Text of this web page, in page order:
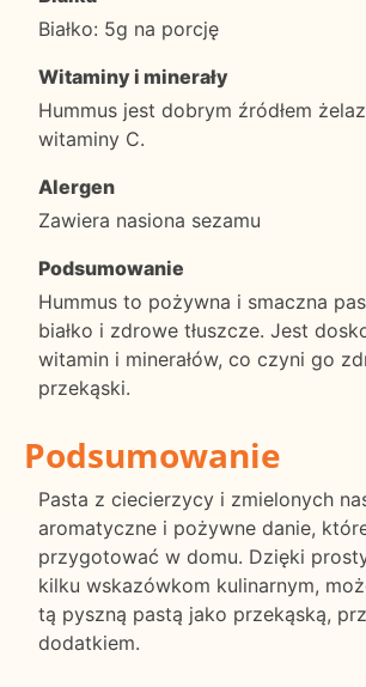
Białko: 5g na porcję
Witaminy i minerały
Hummus jest dobrym źródłem
witaminy C.
Alergen
Zawiera nasiona sezamu
Podsumowanie
Hummus to pożywna i smaczna
białko i zdrowe tłuszcze. Jest
witamin i minerałów, co czyni go
przekąski.
Podsumowanie
Pasta z ciecierzycy i zmielonych
aromatyczne i pożywne danie,
przygotować w domu. Dzięki
kilku wskazówkom kulinarnym,
tą pyszną pastą jako przekąską,
dodatkiem.